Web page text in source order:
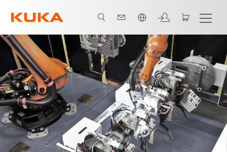
Az összes rendszerpartner